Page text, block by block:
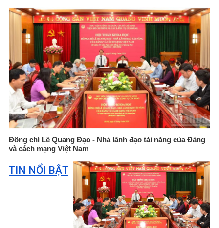
Đồng chí Lê Quang Đạo - Nhà lãnh đạo tài năng của Đảng
và cách mạng Việt Nam
TIN NỔI BẬT